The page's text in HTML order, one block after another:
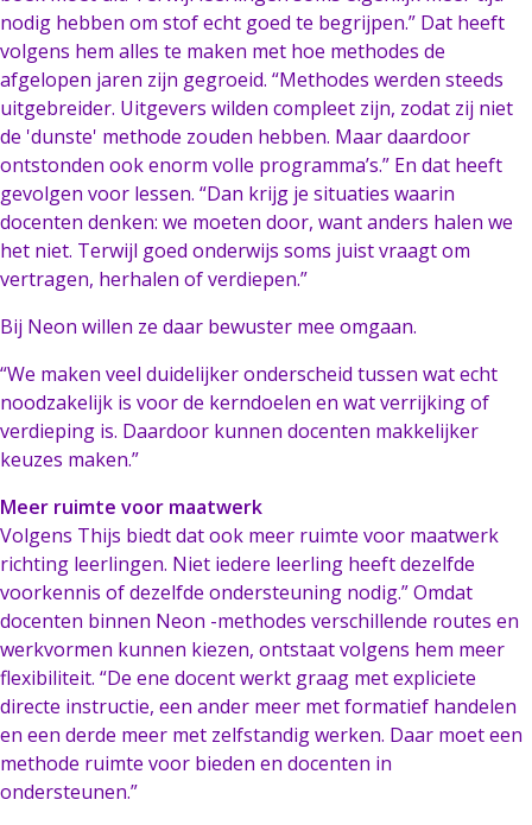
nodig hebben om stof echt goed te begrijpen.” Dat heeft
volgens hem alles te maken met hoe methodes de
afgelopen jaren zijn gegroeid. “Methodes werden steeds
uitgebreider. Uitgevers wilden compleet zijn, zodat zij niet
de 'dunste' methode zouden hebben. Maar daardoor
ontstonden ook enorm volle programma’s.” En dat heeft
gevolgen voor lessen. “Dan krijg je situaties waarin
docenten denken: we moeten door, want anders halen we
het niet. Terwijl goed onderwijs soms juist vraagt om
vertragen, herhalen of verdiepen.”
Bij Neon willen ze daar bewuster mee omgaan.
“We maken veel duidelijker onderscheid tussen wat echt
noodzakelijk is voor de kerndoelen en wat verrijking of
verdieping is. Daardoor kunnen docenten makkelijker
keuzes maken.”
Meer ruimte voor maatwerk
Volgens Thijs biedt dat ook meer ruimte voor maatwerk
richting leerlingen. Niet iedere leerling heeft dezelfde
voorkennis of dezelfde ondersteuning nodig.” Omdat
docenten binnen Neon -methodes verschillende routes en
werkvormen kunnen kiezen, ontstaat volgens hem meer
flexibiliteit. “De ene docent werkt graag met expliciete
directe instructie, een ander meer met formatief handelen
en een derde meer met zelfstandig werken. Daar moet een
methode ruimte voor bieden en docenten in
ondersteunen.”